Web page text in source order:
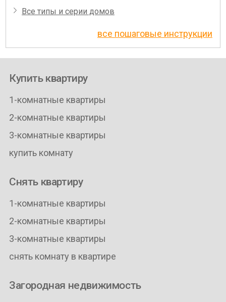
Все типы и серии домов
все пошаговые инструкции
Купить квартиру
1-комнатные квартиры
2-комнатные квартиры
3-комнатные квартиры
купить комнату
Снять квартиру
1-комнатные квартиры
2-комнатные квартиры
3-комнатные квартиры
снять комнату в квартире
Загородная недвижимость